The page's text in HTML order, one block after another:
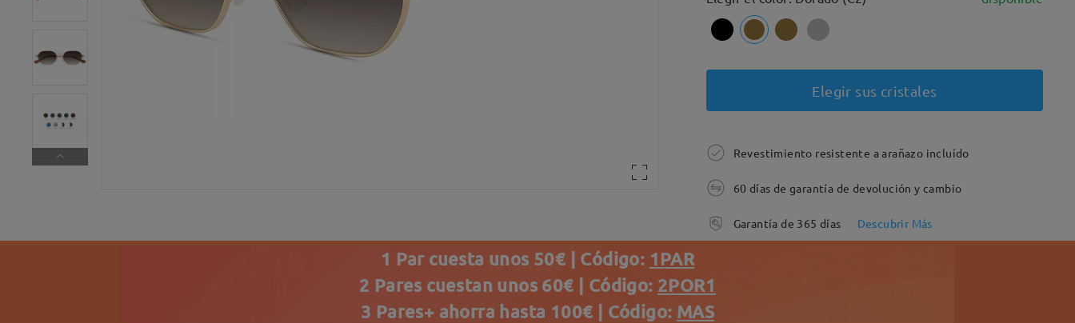
Elegir sus cristales
Revestimiento resistente a arañazo incluído
60 días de garantía de devolución y cambio
Garantía de 365 días Descubrir Más
1 Par cuesta unos 50€ | Código: 1PAR
2 Pares cuestan unos 60€ | Código: 2POR1
3 Pares+ ahorra hasta 100€ | Código: MAS